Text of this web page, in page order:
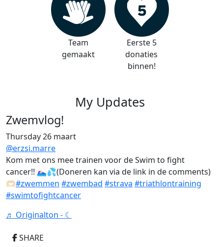
Team
gemaakt
Eerste 5
donaties
binnen!
My Updates
Zwemvlog!
Thursday 26 maart
@erzsi.marre
Kom met ons mee trainen voor de Swim to fight
cancer!! 🏊🏻‍♀️💦(Doneren kan via de link in de comments)
🫶🏻#zwemmen #zwembad #strava #triathlontraining
#swimtofightcancer
♬ Originalton - ☾
SHARE